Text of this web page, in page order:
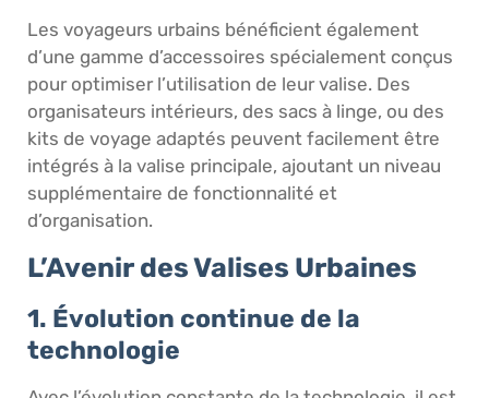
Les voyageurs urbains bénéficient également
d’une gamme d’accessoires spécialement conçus
pour optimiser l’utilisation de leur valise. Des
organisateurs intérieurs, des sacs à linge, ou des
kits de voyage adaptés peuvent facilement être
intégrés à la valise principale, ajoutant un niveau
supplémentaire de fonctionnalité et
d’organisation.
L’Avenir des Valises Urbaines
1. Évolution continue de la
technologie